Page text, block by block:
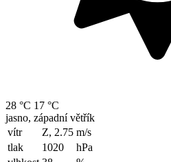
28 °C 17 °C
jasno, západní větřík
vítr
Z, 2.75 m/s
tlak
1020
hPa